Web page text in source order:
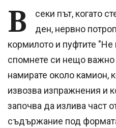
В
секи път, когато
ден, нервно
кормилото и пуфтите
спомнете си нещо важно
намирате около камион,
извозва изпражнения и
започва да излива част
съдържание под